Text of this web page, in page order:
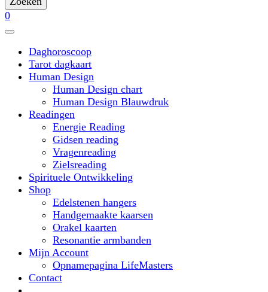
0
Daghoroscoop
Tarot dagkaart
Human Design
Human Design chart
Human Design Blauwdruk
Readingen
Energie Reading
Gidsen reading
Vragenreading
Zielsreading
Spirituele Ontwikkeling
Shop
Edelstenen hangers
Handgemaakte kaarsen
Orakel kaarten
Resonantie armbanden
Mijn Account
Opnamepagina LifeMasters
Contact